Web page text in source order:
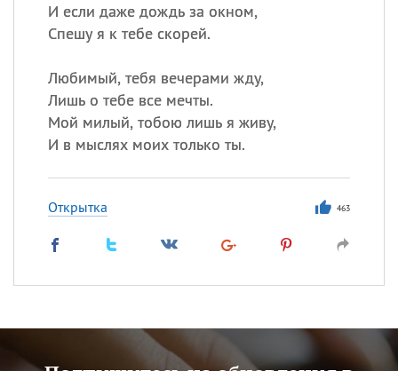
И если даже дождь за окном,
Спешу я к тебе скорей.
Любимый, тебя вечерами жду,
Лишь о тебе все мечты.
Мой милый, тобою лишь я живу,
И в мыслях моих только ты.
Открытка 463